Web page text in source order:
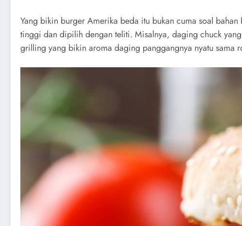
Yang bikin burger Amerika beda itu bukan cuma soal
tinggi dan dipilih dengan teliti. Misalnya, daging chuck
grilling yang bikin aroma daging panggangnya nyatu sama